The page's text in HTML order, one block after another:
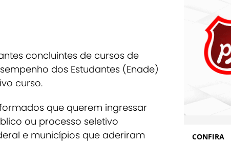
concluintes de cursos de
dos Estudantes (Enade)
curso.
que querem ingressar
ou processo seletivo
e municípios que aderiram
CONFIRA